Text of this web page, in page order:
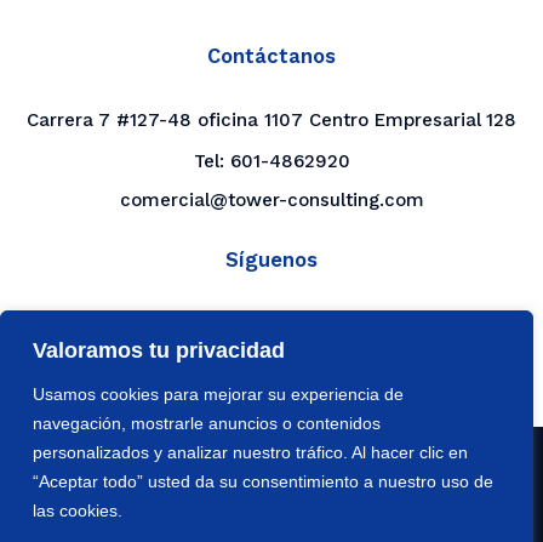
Valoramos tu privacidad
Usamos cookies para mejorar su experiencia de
navegación, mostrarle anuncios o contenidos
personalizados y analizar nuestro tráfico. Al hacer clic en
“Aceptar todo” usted da su consentimiento a nuestro uso de
las cookies.
Contáctanos
Carrera 7 #127-48 oficina 1107 Centro Empresarial 128
Tel: 601-4862920
comercial@tower-consulting.com
Síguenos
YouTube
© 2026 Tower Consulting Worldwide S.A.S.